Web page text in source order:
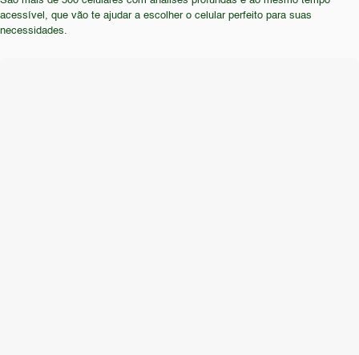
procurar alternativas mais modernas e atualizadas.
acessível, que vão te ajudar a escolher o celular perfeito para suas
necessidades.